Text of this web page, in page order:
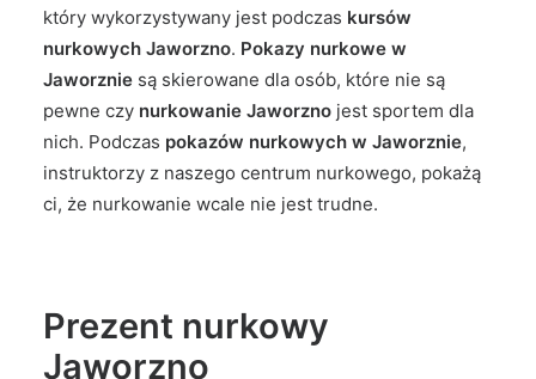
który wykorzystywany jest podczas kursów
nurkowych Jaworzno. Pokazy nurkowe w
Jaworznie są skierowane dla osób, które nie są
pewne czy nurkowanie Jaworzno jest sportem dla
nich. Podczas pokazów nurkowych w Jaworznie,
instruktorzy z naszego centrum nurkowego, pokażą
ci, że nurkowanie wcale nie jest trudne.
Prezent nurkowy
Jaworzno